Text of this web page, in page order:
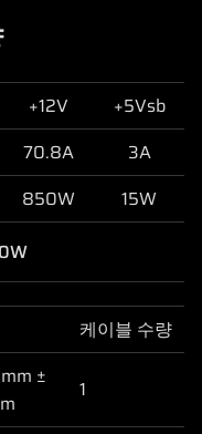
+12V
+5Vsb
70.8A 3A
850W
15W
케이블 수량
±
1